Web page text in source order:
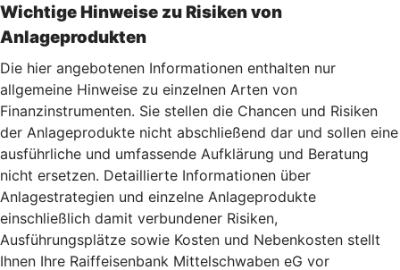
Wichtige Hinweise zu Risiken von
Anlageprodukten
Die hier angebotenen Informationen enthalten nur
allgemeine Hinweise zu einzelnen Arten von
Finanzinstrumenten. Sie stellen die Chancen und Risiken
der Anlageprodukte nicht abschließend dar und sollen eine
ausführliche und umfassende Aufklärung und Beratung
nicht ersetzen. Detaillierte Informationen über
Anlagestrategien und einzelne Anlageprodukte
einschließlich damit verbundener Risiken,
Ausführungsplätze sowie Kosten und Nebenkosten stellt
Ihnen Ihre Raiffeisenbank Mittelschwaben eG vor